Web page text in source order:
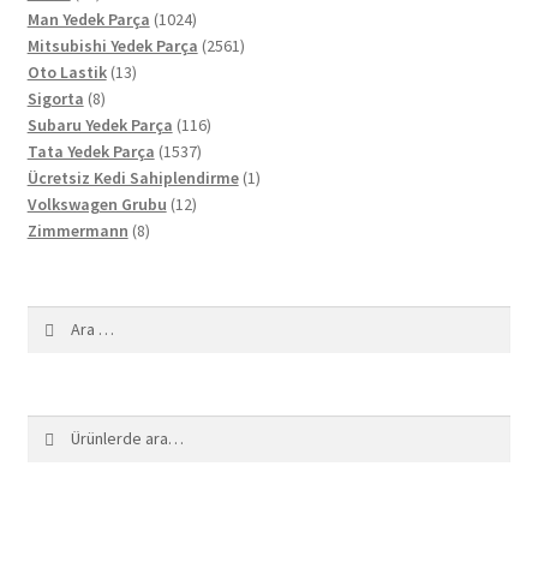
ürün
Man Yedek Parça 10241024
ürün
Mitsubishi Yedek Parça 25612561
Oto Lastik 1313
Sigorta 88
ürün
Subaru Yedek Parça 116116
Tata Yedek Parça 15371537
ürün
Ücretsiz Kedi Sahiplendirme 11
Volkswagen Grubu 1212
Zimmermann 88